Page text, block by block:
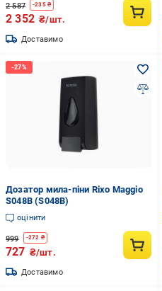
2 587 -235₴
2 352 ₴/шт.
Доставимо
Дозатор мила-піни Rixo Maggio
S048B (S048B)
оцінити
999 -272 ₴
727 ₴/шт.
Доставимо